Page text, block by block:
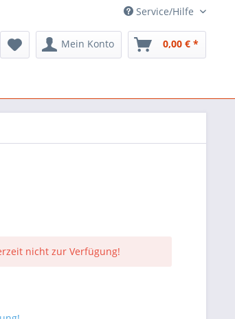
Service/Hilfe
Mein Konto 0,00 € *
nicht zur Verfügung!